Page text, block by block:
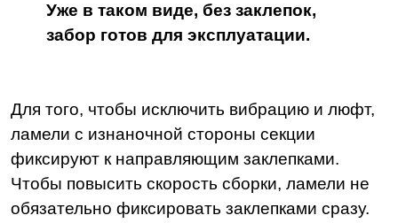
Уже в таком виде, без заклепок,
забор готов для эксплуатации.
Для того, чтобы исключить вибрацию и люфт,
ламели с изнаночной стороны секции
фиксируют к направляющим заклепками.
Чтобы повысить скорость сборки, ламели не
обязательно фиксировать заклепками сразу.